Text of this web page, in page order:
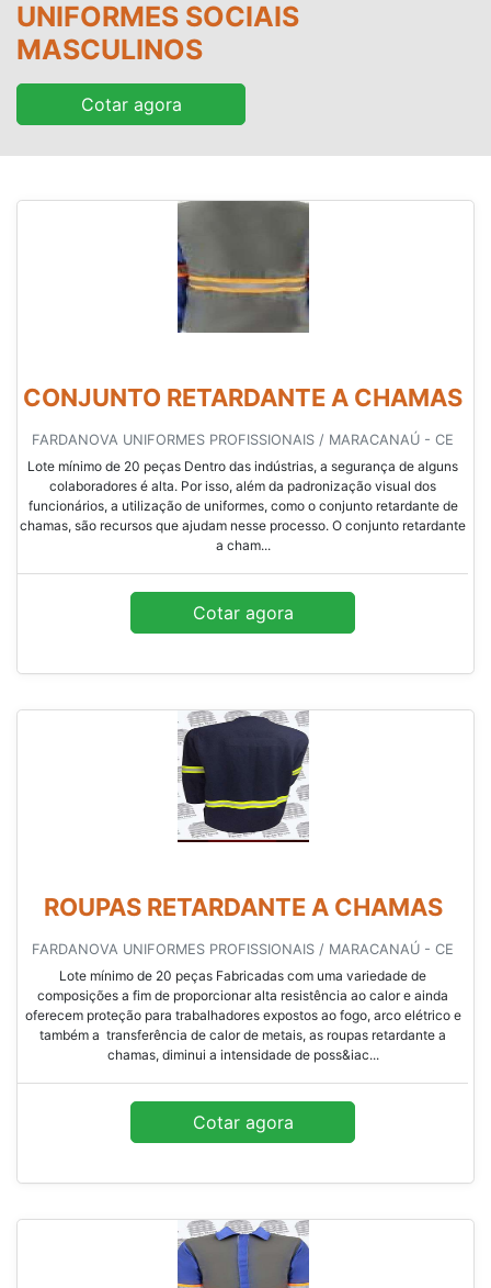
UNIFORMES SOCIAIS
MASCULINOS
Cotar agora
CONJUNTO RETARDANTE A CHAMAS
FARDANOVA UNIFORMES PROFISSIONAIS / MARACANAÚ - CE
Lote mínimo de 20 peças Dentro das indústrias, a segurança de alguns
colaboradores é alta. Por isso, além da padronização visual dos
funcionários, a utilização de uniformes, como o conjunto retardante de
chamas, são recursos que ajudam nesse processo. O conjunto retardante
a cham...
Cotar agora
ROUPAS RETARDANTE A CHAMAS
FARDANOVA UNIFORMES PROFISSIONAIS / MARACANAÚ - CE
Lote mínimo de 20 peças Fabricadas com uma variedade de
composições a fim de proporcionar alta resistência ao calor e ainda
oferecem proteção para trabalhadores expostos ao fogo, arco elétrico e
também a transferência de calor de metais, as roupas retardante a
chamas, diminui a intensidade de poss&iac...
Cotar agora